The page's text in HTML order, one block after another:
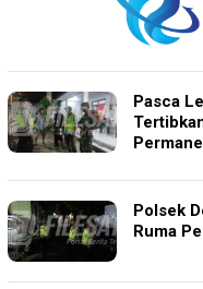
Pasca
Polsek
Ruma